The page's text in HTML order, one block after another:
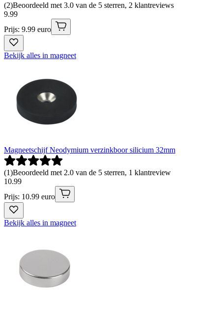
(2)Beoordeeld met 3.0 van de 5 sterren, 2 klantreviews
9.99
Prijs: 9.99 euro
Bekijk alles in magneet
Magneetschijf Neodymium verzinkboor silicium 32mm
(1)Beoordeeld met 2.0 van de 5 sterren, 1 klantreview
10.99
Prijs: 10.99 euro
Bekijk alles in magneet